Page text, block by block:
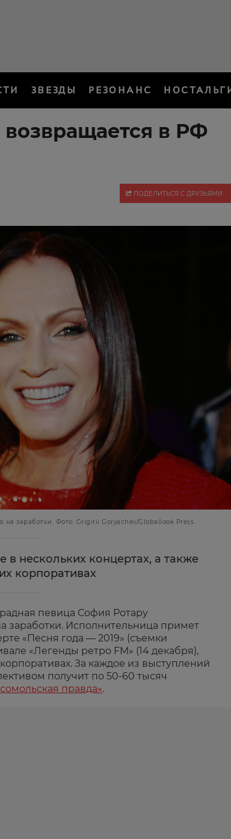
ЗВЕЗДЫ РЕЗОНАНС
в РФ
ПОДЕЛИТЬСЯ С ДРУЗЬЯМИ
на заработки. Фото: Grigirii Goryachev/Globallook Press
в нескольких концертах, а также
корпоративах
певица София Ротару
заработки. Исполнительница примет
«Песня года — 2019» (съемки
«Легенды ретро FM» (14 декабря),
За каждое из выступлений
получит по 50-60 тысяч
правда».